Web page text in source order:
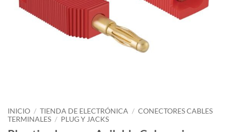
INICIO / TIENDA DE ELECTRÓNICA / CONECTORES CABLES
TERMINALES / PLUG Y JACKS